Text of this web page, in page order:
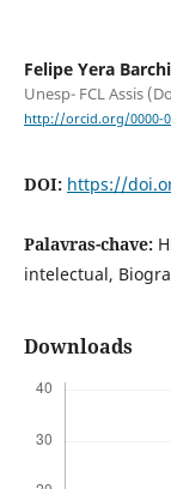
Felipe Yera Barchi
Unesp- FCL Assis
http://orcid.org/0000-
DOI: https://
Palavras-chave:
intelectual,
Downloads